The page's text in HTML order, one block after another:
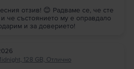
отзив! 😊 Радваме се, че сте
че състоянието му е оправдало
и за доверието!
128 GB, Отлично